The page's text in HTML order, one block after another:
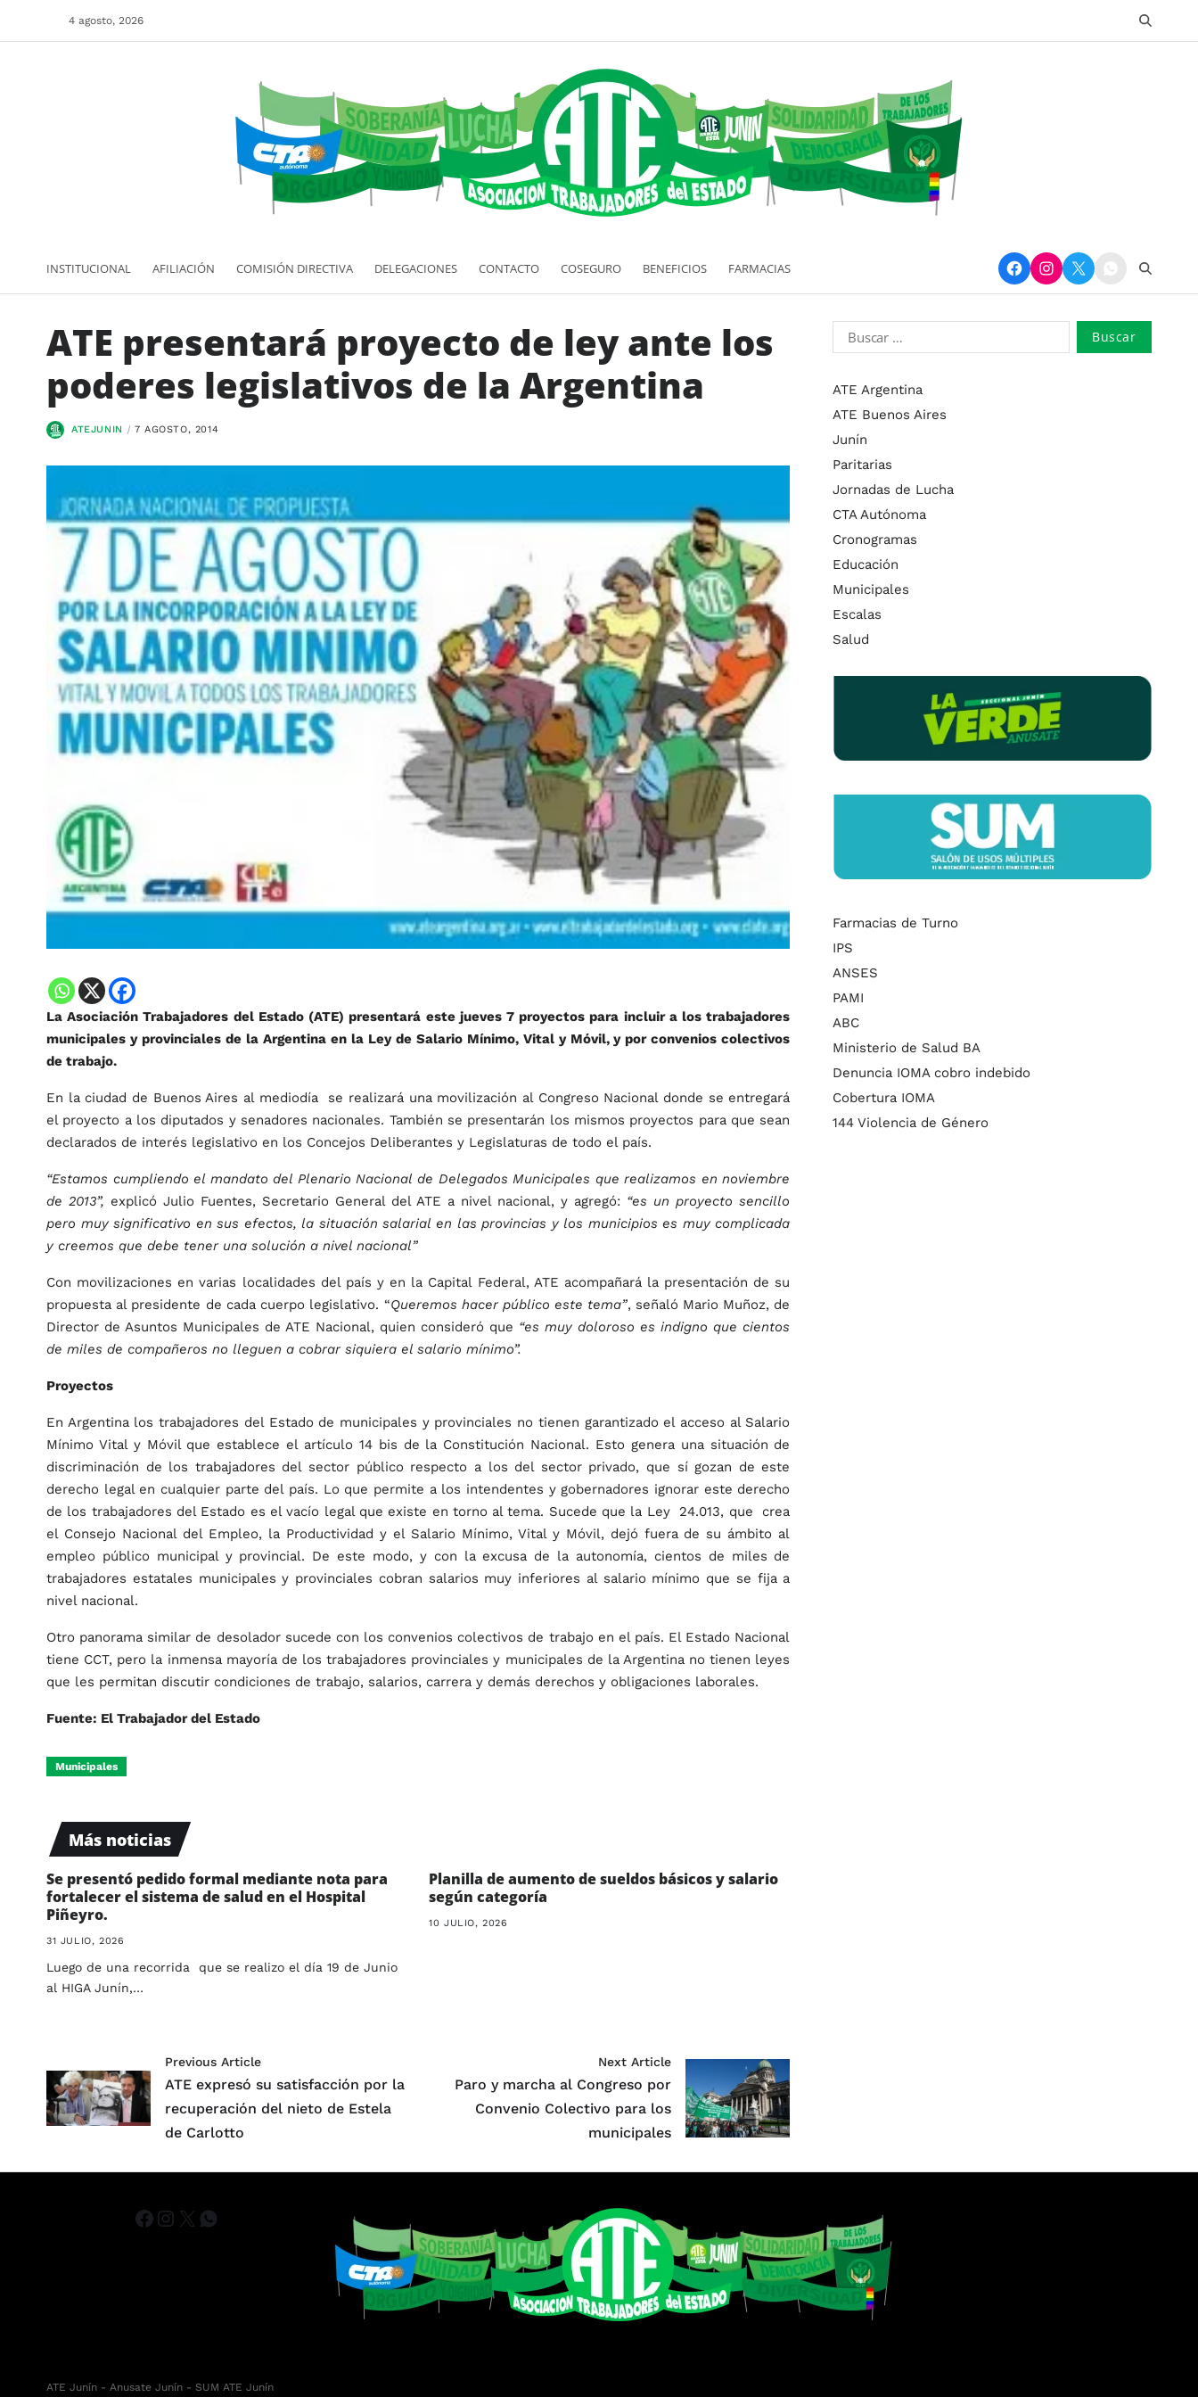
4 agosto, 2026
INSTITUCIONAL AFILIACIÓN COMISIÓN DIRECTIVA DELEGACIONES CONTACTO COSEGURO BENEFICIOS FARMACIAS
ATE presentará proyecto de ley ante los
poderes legislativos de la Argentina
ATEJUNIN 7 AGOSTO, 2014
La Asociación Trabajadores del Estado (ATE) presentará este jueves 7 proyectos para incluir a los trabajadores
municipales y provinciales de la Argentina en la Ley de Salario Mínimo, Vital y Móvil, y por convenios colectivos
de trabajo.
En la ciudad de Buenos Aires al mediodía se realizará una movilización al Congreso Nacional donde se entregará
el proyecto a los diputados y senadores nacionales. También se presentarán los mismos proyectos para que sean
declarados de interés legislativo en los Concejos Deliberantes y Legislaturas de todo el país.
“Estamos cumpliendo el mandato del Plenario Nacional de Delegados Municipales que realizamos en noviembre
de 2013”, explicó Julio Fuentes, Secretario General del ATE a nivel nacional, y agregó: “es un proyecto sencillo
pero muy significativo en sus efectos, la situación salarial en las provincias y los municipios es muy complicada
y creemos que debe tener una solución a nivel nacional”
Con movilizaciones en varias localidades del país y en la Capital Federal, ATE acompañará la presentación de su
propuesta al presidente de cada cuerpo legislativo. “Queremos hacer público este tema”, señaló Mario Muñoz, de
Director de Asuntos Municipales de ATE Nacional, quien consideró que “es muy doloroso es indigno que cientos
de miles de compañeros no lleguen a cobrar siquiera el salario mínimo”.
Proyectos
En Argentina los trabajadores del Estado de municipales y provinciales no tienen garantizado el acceso al Salario
Mínimo Vital y Móvil que establece el artículo 14 bis de la Constitución Nacional. Esto genera una situación de
discriminación de los trabajadores del sector público respecto a los del sector privado, que sí gozan de este
derecho legal en cualquier parte del país. Lo que permite a los intendentes y gobernadores ignorar este derecho
de los trabajadores del Estado es el vacío legal que existe en torno al tema. Sucede que la Ley 24.013, que crea
el Consejo Nacional del Empleo, la Productividad y el Salario Mínimo, Vital y Móvil, dejó fuera de su ámbito al
empleo público municipal y provincial. De este modo, y con la excusa de la autonomía, cientos de miles de
trabajadores estatales municipales y provinciales cobran salarios muy inferiores al salario mínimo que se fija a
nivel nacional.
Otro panorama similar de desolador sucede con los convenios colectivos de trabajo en el país. El Estado Nacional
tiene CCT, pero la inmensa mayoría de los trabajadores provinciales y municipales de la Argentina no tienen leyes
que les permitan discutir condiciones de trabajo, salarios, carrera y demás derechos y obligaciones laborales.
Fuente: El Trabajador del Estado
Municipales
Más noticias
Se presentó pedido formal mediante nota para
fortalecer el sistema de salud en el Hospital
Piñeyro.
31 JULIO, 2026
Luego de una recorrida que se realizo el día 19 de Junio
al HIGA Junín,…
Planilla de aumento de sueldos básicos y salario
según categoría
10 JULIO, 2026
Previous Article
ATE expresó su satisfacción por la
recuperación del nieto de Estela
de Carlotto
Next Article
Paro y marcha al Congreso por
Convenio Colectivo para los
municipales
ATE Argentina
ATE Buenos Aires
Junín
Paritarias
Jornadas de Lucha
CTA Autónoma
Cronogramas
Educación
Municipales
Escalas
Salud
Farmacias de Turno
IPS
ANSES
PAMI
ABC
Ministerio de Salud BA
Denuncia IOMA cobro indebido
Cobertura IOMA
144 Violencia de Género
ATE Junín - Anusate Junín - SUM ATE Junín